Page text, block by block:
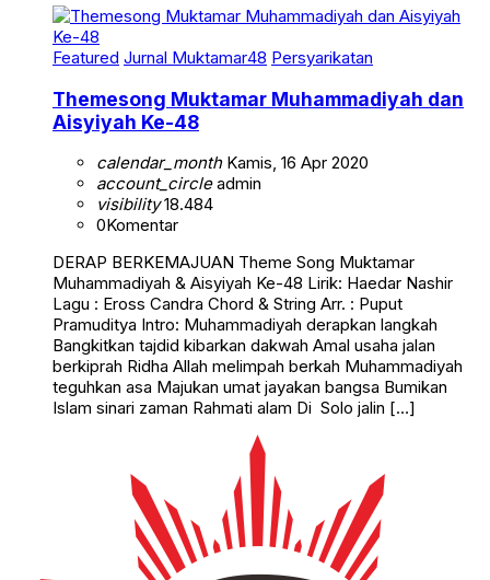
Featured Jurnal Muktamar48 Persyarikatan
Themesong Muktamar Muhammadiyah dan
Aisyiyah Ke-48
calendar_monthKamis, 16 Apr 2020
account_circleadmin
visibility18.484
0Komentar
DERAP BERKEMAJUAN Theme Song Muktamar
Muhammadiyah & Aisyiyah Ke-48 Lirik: Haedar Nashir
Lagu : Eross Candra Chord & String Arr. : Puput
Pramuditya Intro: Muhammadiyah derapkan langkah
Bangkitkan tajdid kibarkan dakwah Amal usaha jalan
berkiprah Ridha Allah melimpah berkah Muhammadiyah
teguhkan asa Majukan umat jayakan bangsa Bumikan
Islam sinari zaman Rahmati alam Di Solo jalin […]